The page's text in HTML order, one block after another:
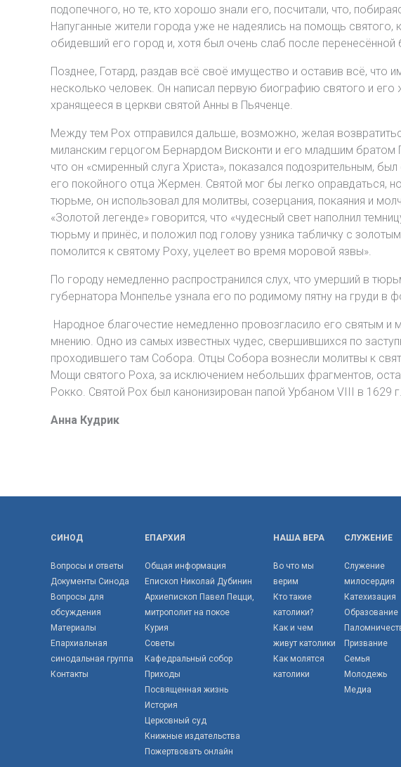
подопечного, но те, кто хорошо знали его, посчитали, что,
Напуганные жители города уже не надеялись на помощь
обидевший его город и, хотя был очень слаб после
Позднее, Готард, раздав всё своё имущество и оставив всё,
несколько человек. Он написал первую биографию святого и
хранящееся в церкви святой Анны в Пьяченце.
Между тем Рох отправился дальше, возможно, желая
миланским герцогом Бернардом Висконти и его младшим братом
что он «смиренный слуга Христа», показался подозрительным,
его покойного отца Жермен. Святой мог бы легко оправдаться,
тюрьме, он использовал для молитвы, созерцания, покаяния и
«Золотой легенде» говорится, что «чудесный свет наполнил
тюрьму и принёс, и положил под голову узника табличку с
помолится к святому Роху, уцелеет во время моровой язвы».
По городу немедленно распространился слух, что умерший в
губернатора Монпелье узнала его по родимому пятну на груди в
Народное благочестие немедленно провозгласило его святым
мнению. Одно из самых известных чудес, свершившихся по
проходившего там Собора. Отцы Собора вознесли молитвы к
Мощи святого Роха, за исключением небольших фрагментов,
Рокко. Святой Рох был канонизирован папой Урбаном VIII в 1629
Анна Кудрик
СИНОД
Вопросы и ответы
Документы Синода
Вопросы для
обсуждения
Материалы
Епархиальная
синодальная группа
Контакты
ЕПАРХИЯ
Общая информация
Епископ Николай Дубинин
Архиепископ Павел Пецци,
митрополит на покое
Курия
Советы
Кафедральный собор
Приходы
Посвященная жизнь
История
Церковный суд
Книжные издательства
Пожертвовать онлайн
НАША ВЕРА
Во что мы
верим
Кто такие
католики?
Как и чем
живут католики
Как молятся
католики
СЛУЖЕНИЕ
Служение
милосердия
Катехизация
Образование
Призвание
Семья
Молодежь
Медиа